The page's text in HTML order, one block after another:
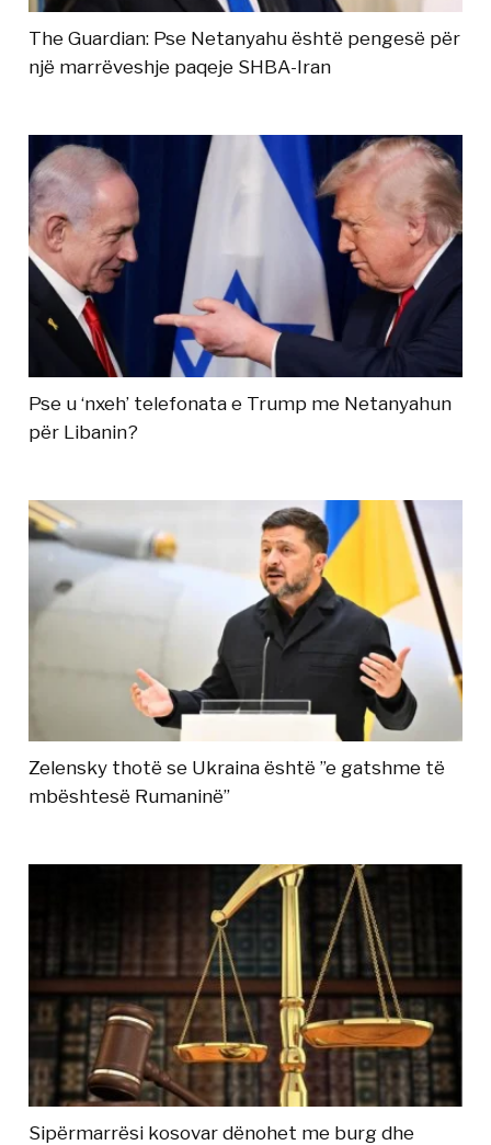
The Guardian: Pse Netanyahu është pengesë për
një marrëveshje paqeje SHBA-Iran
Pse u ‘nxeh’ telefonata e Trump me Netanyahun
për Libanin?
Zelensky thotë se Ukraina është ”e gatshme të
mbështesë Rumaninë”
Sipërmarrësi kosovar dënohet me burg dhe